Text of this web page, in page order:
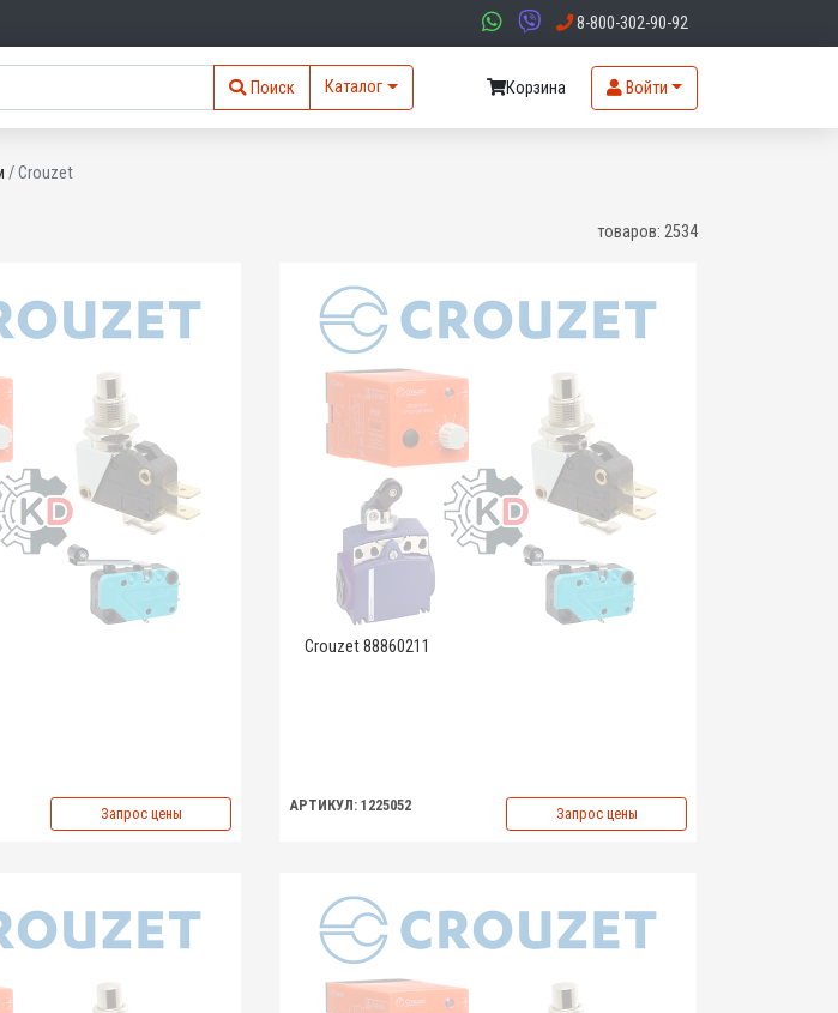
8-800-302-90-92
Поиск Каталог Корзина Войти
Crouzet
товаров: 2534
Запрос цены
Crouzet 88860211
АРТИКУЛ: 1225052 Запрос цены